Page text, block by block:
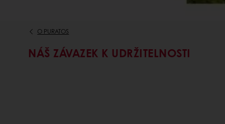
O PURATOS
NÁŠ ZÁVAZEK K UDRŽITELNOSTI